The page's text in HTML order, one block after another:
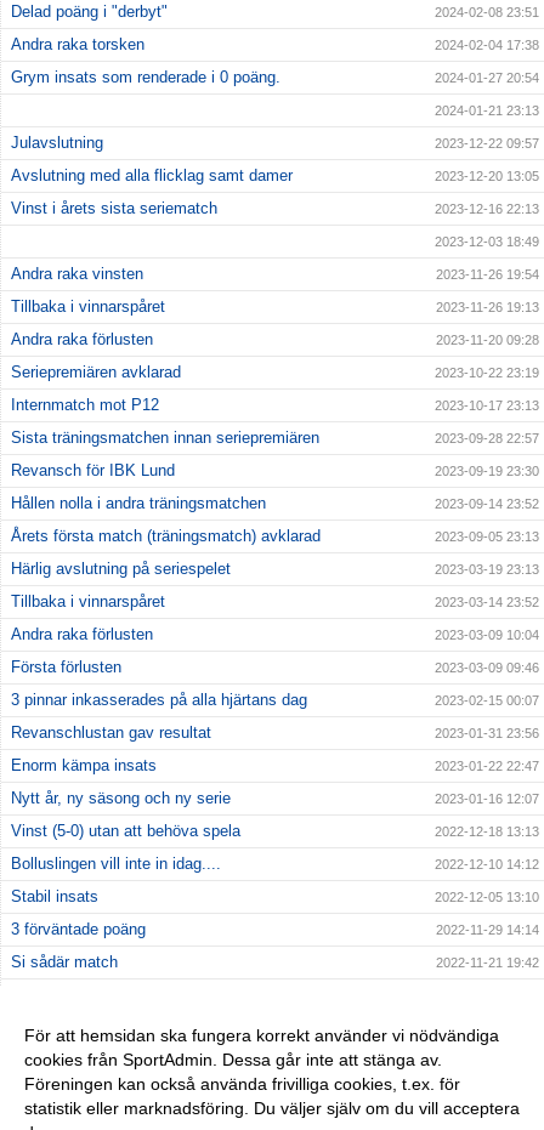
Delad poäng i "derbyt" 2024-02-08 23:51
Andra raka torsken 2024-02-04 17:38
Grym insats som renderade i 0 poäng. 2024-01-27 20:54
2024-01-21 23:13
Julavslutning 2023-12-22 09:57
Avslutning med alla flicklag samt damer 2023-12-20 13:05
Vinst i årets sista seriematch 2023-12-16 22:13
2023-12-03 18:49
Andra raka vinsten 2023-11-26 19:54
Tillbaka i vinnarspåret 2023-11-26 19:13
Andra raka förlusten 2023-11-20 09:28
Seriepremiären avklarad 2023-10-22 23:19
Internmatch mot P12 2023-10-17 23:13
Sista träningsmatchen innan seriepremiären 2023-09-28 22:57
Revansch för IBK Lund 2023-09-19 23:30
Hållen nolla i andra träningsmatchen 2023-09-14 23:52
Årets första match (träningsmatch) avklarad 2023-09-05 23:13
Härlig avslutning på seriespelet 2023-03-19 23:13
Tillbaka i vinnarspåret 2023-03-14 23:52
Andra raka förlusten 2023-03-09 10:04
Första förlusten 2023-03-09 09:46
3 pinnar inkasserades på alla hjärtans dag 2023-02-15 00:07
Revanschlustan gav resultat 2023-01-31 23:56
Enorm kämpa insats 2023-01-22 22:47
Nytt år, ny säsong och ny serie 2023-01-16 12:07
Vinst (5-0) utan att behöva spela 2022-12-18 13:13
Bolluslingen vill inte in idag.... 2022-12-10 14:12
Stabil insats 2022-12-05 13:10
3 förväntade poäng 2022-11-29 14:14
Si sådär match 2022-11-21 19:42
Nollan spräckt i dubbel bemärkelse 2022-10-31 12:34
Nollan fortfarande intakt efter "derbyt" 2022-10-25 14:45
Hemmavinst i seriepremiären 2022-10-18 21:56
För att hemsidan ska fungera korrekt använder vi nödvändiga
cookies från SportAdmin. Dessa går inte att stänga av.
Föreningen kan också använda frivilliga cookies, t.ex. för
statistik eller marknadsföring. Du väljer själv om du vill acceptera